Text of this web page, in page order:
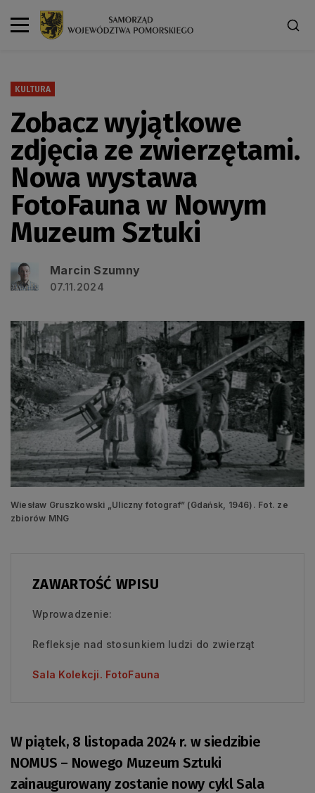
KULTURA
Zobacz wyjątkowe
zdjęcia ze zwierzętami.
Nowa wystawa
FotoFauna w Nowym
Muzeum Sztuki
Marcin Szumny
07.11.2024
Wiesław Gruszkowski „Uliczny fotograf” (Gdańsk, 1946). Fot. ze
zbiorów MNG
ZAWARTOŚĆ WPISU
Wprowadzenie:
Refleksje nad stosunkiem ludzi do zwierząt
Sala Kolekcji. FotoFauna
W piątek, 8 listopada 2024 r. w siedzibie
NOMUS – Nowego Muzeum Sztuki
zainaugurowany zostanie nowy cykl Sala